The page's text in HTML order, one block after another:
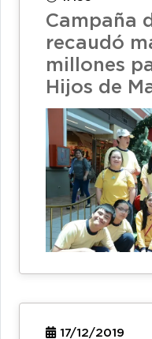
Campaña
recaudó
millones
Hijos de
17/12/2019